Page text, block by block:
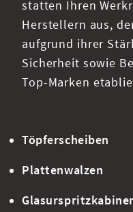
statten Ihren
Herstellern aus,
aufgrund ihrer
Sicherheit sowie
Top-Marken
Töpferscheiben
Plattenwalzen